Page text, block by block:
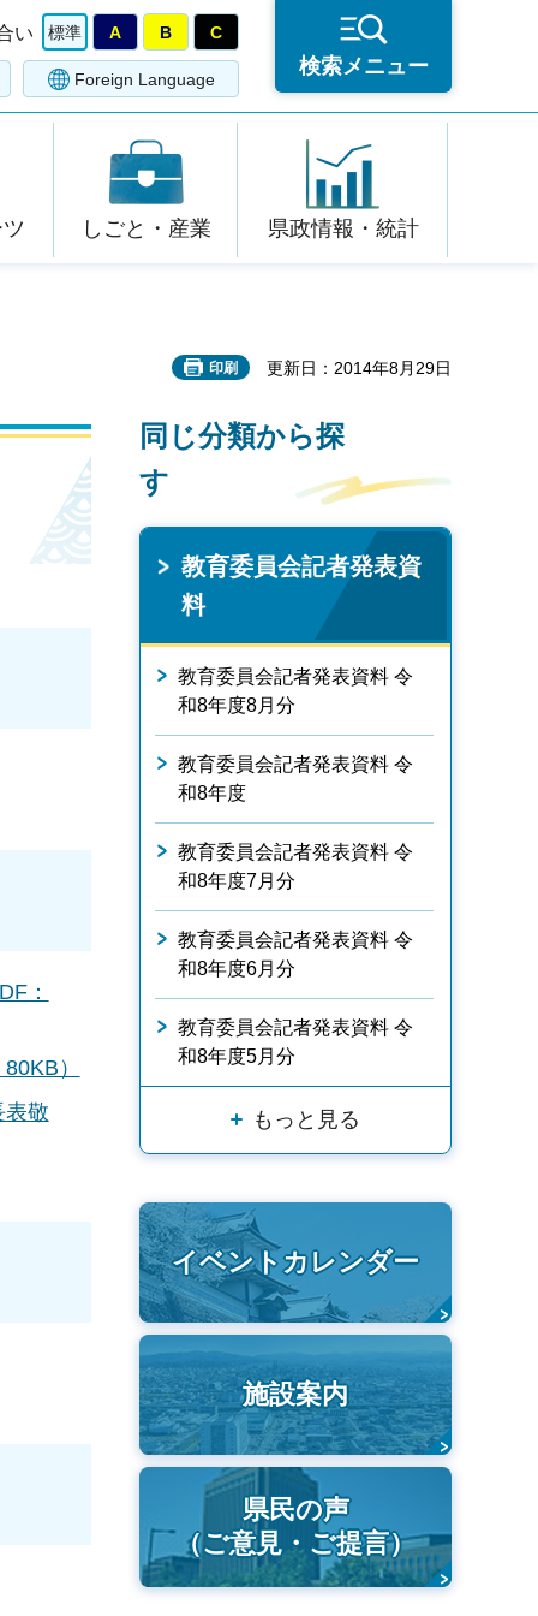
い 標準 A B C
Foreign Language
検索メニュー
しごと・産業 県政情報・統計
印刷 更新日：2014年8月29日
：
）
表敬
同じ分類から探
す
教育委員会記者発表資
料
教育委員会記者発表資料 令
和8年度8月分
教育委員会記者発表資料 令
和8年度
教育委員会記者発表資料 令
和8年度7月分
教育委員会記者発表資料 令
和8年度6月分
教育委員会記者発表資料 令
和8年度5月分
もっと見る
イベントカレンダー
施設案内
県民の声
（ご意見・ご提言）